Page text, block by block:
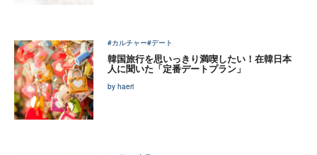
#カルチャー#デート
韓国旅行を思いっきり満喫したい！在韓日本
人に聞いた「定番デートプラン」
by haeri